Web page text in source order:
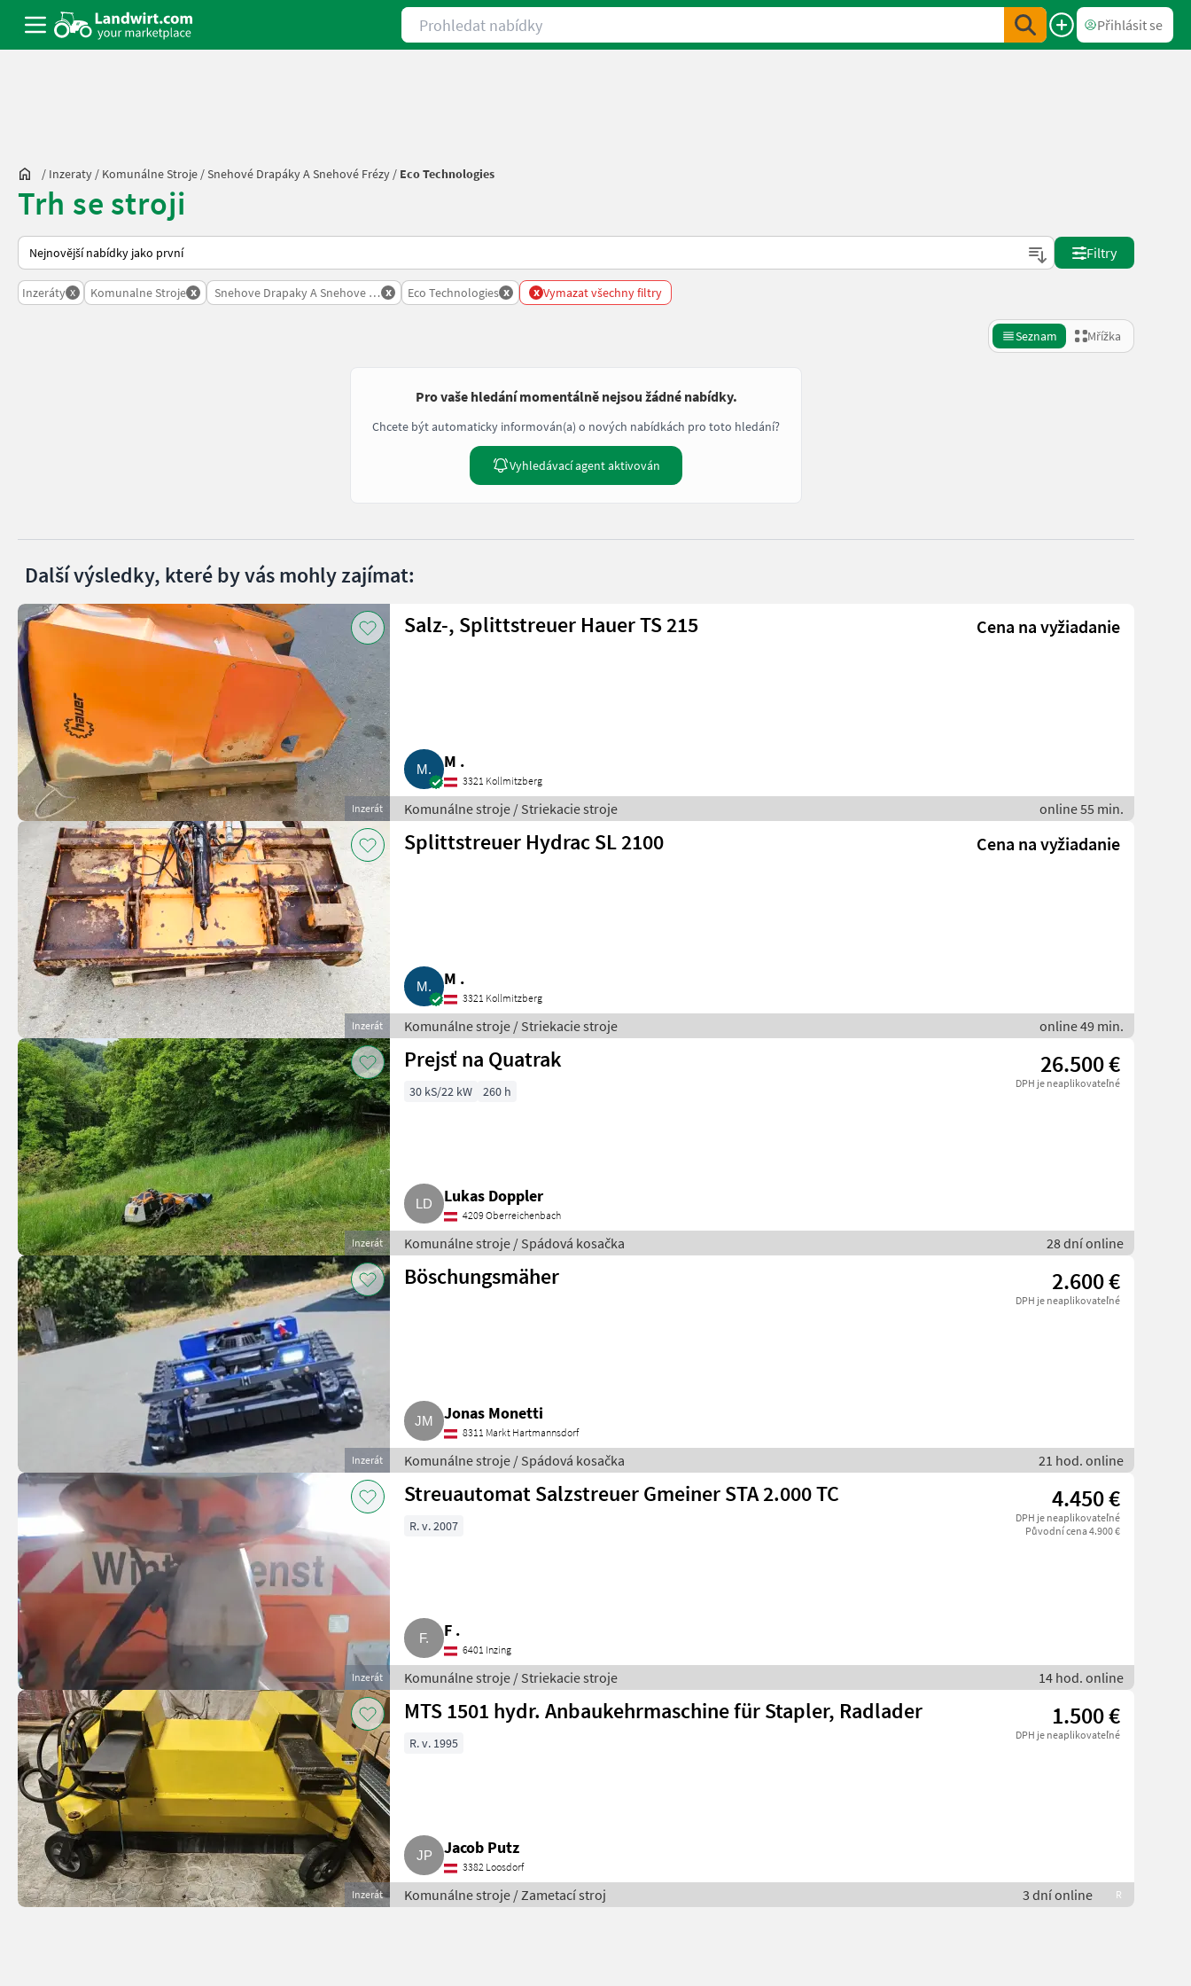
Prohledat nabídky
Přihlásit se
/ Inzeraty / Komunálne Stroje /Snehové Drapáky A Snehové Frézy / Eco Technologies
Trh se stroji
Takto se řadí nabídky na Landwirt.com
Filtry
Inzeráty x Komunalne Stroje x Snehove Drapaky A Snehove Frezy
x Eco Technologies x x Vymazat všechny filtry
Seznam Mřížka
Pro vaše hledání momentálně nejsou žádné nabídky.
Chcete být automaticky informován(a) o nových nabídkách pro toto hledání?
Vyhledávací agent aktivován
Další výsledky, které by vás mohly zajímat:
Inzerát
Salz-, Splittstreuer Hauer TS 215 Cena na vyžiadanie
M .
3321 Kollmitzberg
Komunálne stroje / Striekacie stroje online 55 min.
Inzerát
Splittstreuer Hydrac SL 2100 Cena na vyžiadanie
M .
3321 Kollmitzberg
Komunálne stroje / Striekacie stroje online 49 min.
Inzerát
Prejsť na Quatrak 26.500 €
DPH je neaplikovateľné
30 kS/22 kW 260 h
Lukas Doppler
4209 Oberreichenbach
Komunálne stroje / Spádová kosačka 28 dní online
Inzerát
Böschungsmäher 2.600 €
DPH je neaplikovateľné
Jonas Monetti
8311 Markt Hartmannsdorf
Komunálne stroje / Spádová kosačka 21 hod. online
Inzerát
Streuautomat Salzstreuer Gmeiner STA 2.000 TC 4.450 €
DPH je neaplikovateľné
Původní cena 4.900 €
R. v. 2007
F .
6401 Inzing
Komunálne stroje / Striekacie stroje 14 hod. online
Inzerát
MTS 1501 hydr. Anbaukehrmaschine für Stapler, Radlader 1.500 €
DPH je neaplikovateľné
R. v. 1995
Jacob Putz
3382 Loosdorf
Komunálne stroje / Zametací stroj 3 dní online R